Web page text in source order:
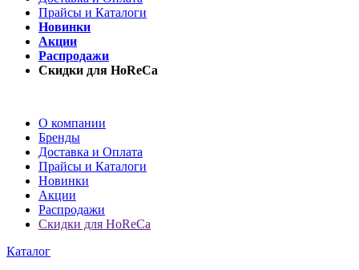
Прайсы и Каталоги
Новинки
Акции
Распродажи
Скидки для HoReCa
О компании
Бренды
Доставка и Оплата
Прайсы и Каталоги
Новинки
Акции
Распродажи
Скидки для HoReCa
Каталог